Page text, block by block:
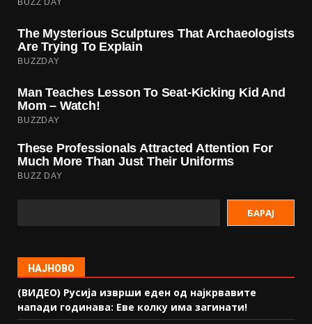
БАРАЈ
НАЈНОВО
(ВИДЕО) Русија изврши еден од најкрвавите
напади годинава: Еве колку има загинати!